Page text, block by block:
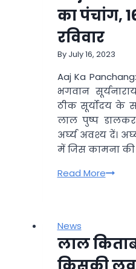
में
शुरू
एसी-
लस्सी
और
सत्तू
का
लग
रहा
भोग
का पंचांग,
रविवार
By July 16, 2023
Aaj Ka
भगवान
ठीक सूर्योदय
लाल पुष्प
अर्घ्य अवश्य दें।
में जिस कामना की
Read MoreAaj
पंचांग,
16
News
लाल